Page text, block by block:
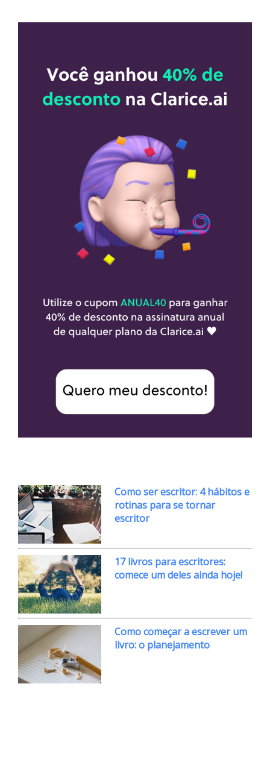
Como ser escritor: 4 hábitos e
rotinas para se tornar
escritor
17 livros para escritores:
comece um deles ainda hoje!
Como começar a escrever um
livro: o planejamento